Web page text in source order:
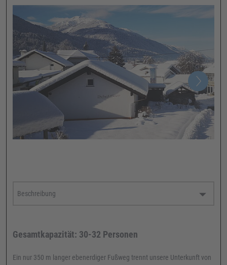
Gesamtkapazität: 30-32 Personen
Ein nur 350 m langer ebenerdiger Fußweg trennt unsere Unterkunft von